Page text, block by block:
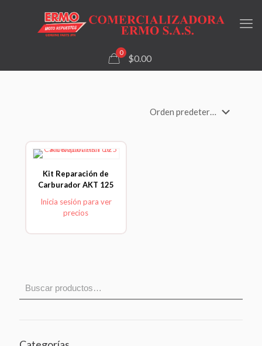
0
$0.00
Kit Reparación de
Carburador AKT 125
Inicia sesión para ver
precios